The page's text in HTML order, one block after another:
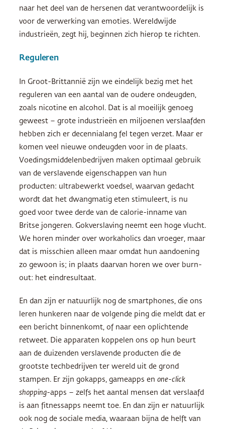
naar het deel van de hersenen dat verantwoordelijk is
voor de verwerking van emoties. Wereldwijde
industrieën, zegt hij, beginnen zich hierop te richten.
Reguleren
In Groot-Brittannië zijn we eindelijk bezig met het
reguleren van een aantal van de oudere ondeugden,
zoals nicotine en alcohol. Dat is al moeilijk genoeg
geweest – grote industrieën en miljoenen verslaafden
hebben zich er decennialang fel tegen verzet. Maar er
komen veel nieuwe ondeugden voor in de plaats.
Voedingsmiddelenbedrijven maken optimaal gebruik
van de verslavende eigenschappen van hun
producten: ultrabewerkt voedsel, waarvan gedacht
wordt dat het dwangmatig eten stimuleert, is nu
goed voor twee derde van de calorie-inname van
Britse jongeren. Gokverslaving neemt een hoge vlucht.
We horen minder over workaholics dan vroeger, maar
dat is misschien alleen maar omdat hun aandoening
zo gewoon is; in plaats daarvan horen we over burn-
out: het eindresultaat.
En dan zijn er natuurlijk nog de smartphones, die ons
leren hunkeren naar de volgende ping die meldt dat er
een bericht binnenkomt, of naar een oplichtende
retweet. Die apparaten koppelen ons op hun beurt
aan de duizenden verslavende producten die de
grootste techbedrijven ter wereld uit de grond
stampen. Er zijn gokapps, gameapps en one-click
shopping-apps – zelfs het aantal mensen dat verslaafd
is aan fitnessapps neemt toe. En dan zijn er natuurlijk
ook nog de sociale media, waaraan bijna de helft van